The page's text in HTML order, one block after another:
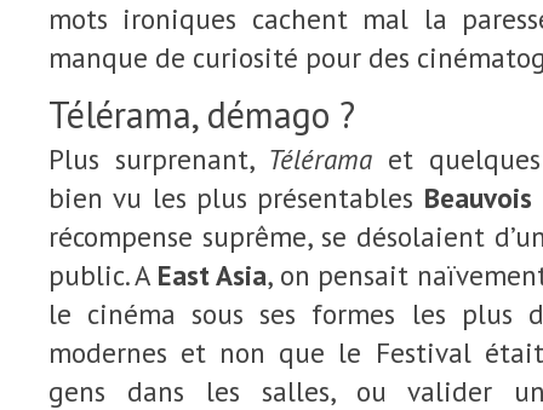
mots ironiques cachent mal la
manque de curiosité pour des
Télérama, démago ?
Plus surprenant, Télérama et
bien vu les plus présentables Beauvois
récompense suprême, se désolaient
public. A East Asia, on pensait
le cinéma sous ses formes les plus
modernes et non que le Festival
gens dans les salles, ou valider